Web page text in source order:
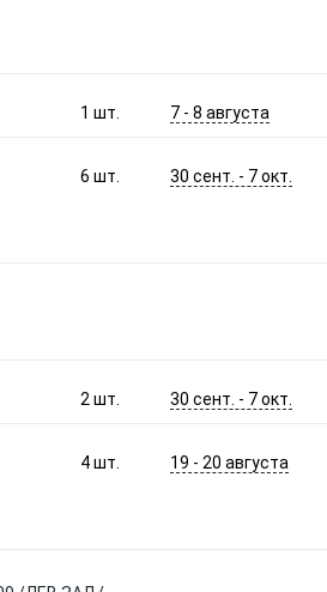
1шт. 7 - 8 августа
6шт. 30 сент. - 7 окт.
2шт. 30 сент. - 7 окт.
4шт. 19 - 20 августа